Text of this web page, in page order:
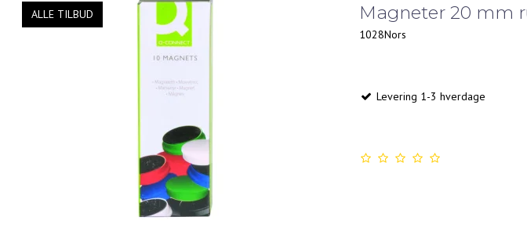
ALLE TILBUD Magneter 20 mm
1028Nors
Levering 1-3 hverdage